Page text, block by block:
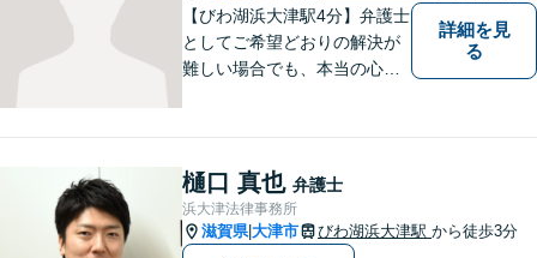
【びわ湖浜大津駅4分】弁護士
としてご希望どおりの解決が
難しい場合でも、本当の心の
やすい雰囲気作りを心掛けて
おりますので、お気軽にご相
談ください。
詳細を見
る
樋口 真也 弁護士
浜大津法律事務所
滋賀県|大津市 びわ湖浜大津駅 から徒歩3分